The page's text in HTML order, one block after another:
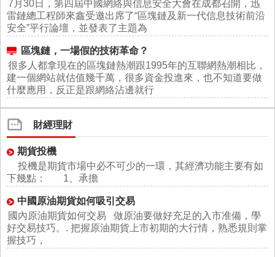
7月30日，第四屆中國網絡與信息安全大會在成都召開，迅
雷鏈總工程師來鑫受邀出席了“區塊鏈及新一代信息技術前沿
安全”平行論壇，並發表了主題為
區塊鏈，一場假的技術革命？
很多人都拿現在的區塊鏈熱潮跟1995年的互聯網熱潮相比，
建一個網站就估值幾千萬，很多資金投進來，也不知道要做
什麼應用，反正是跟網絡沾邊就行
財經理財
期貨投機
投機是期貨市場中必不可少的一環，其經濟功能主要有如
下幾點： 1、承擔
中國原油期貨如何吸引交易
國內原油期貨如何交易 做原油要做好充足的入市准備，學
好交易技巧。. 把握原油期貨上市初期的大行情，熟悉規則掌
握技巧，